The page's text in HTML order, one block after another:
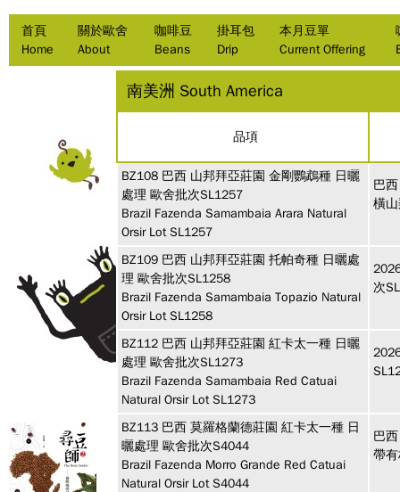
首頁
Home
關於歐舍
About
咖啡豆
Beans
掛耳包
Drip
本月豆單
Current Offering
南美洲 South America
品項
BZ108 巴西 山邦拜亞莊園 金剛鸚鵡種 日曬
處理 歐舍批次SL1257
Brazil Fazenda Samambaia Arara Natural
Orsir Lot SL1257
巴
橫
BZ109 巴西 山邦拜亞莊園 托帕奇種 日曬處
理 歐舍批次SL1258
Brazil Fazenda Samambaia Topazio Natural
Orsir Lot SL1258
次
BZ112 巴西 山邦拜亞莊園 紅卡太一種 日曬
處理 歐舍批次SL1273
Brazil Fazenda Samambaia Red Catuai
Natural Orsir Lot SL1273
BZ113 巴西 莫羅格蘭德莊園 紅卡太一種 日
曬處理 歐舍批次S4044
Brazil Fazenda Morro Grande Red Catuai
Natural Orsir Lot S4044
巴
帶